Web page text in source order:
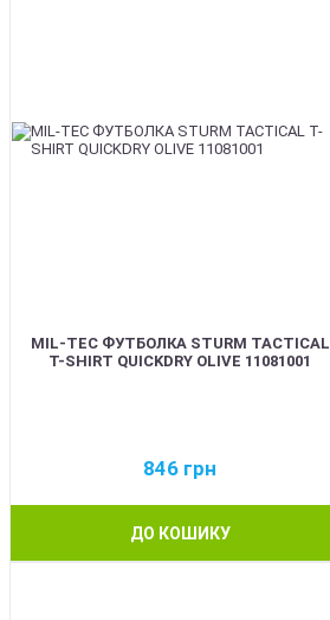
MIL-TEC ФУТБОЛКА STURM TACTICAL
T-SHIRT QUICKDRY OLIVE 11081001
846 грн
ДО КОШИКУ